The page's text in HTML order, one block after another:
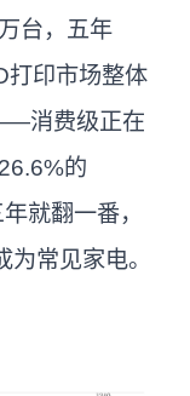
台，五年
打印市场整体
消费级正在
的
就翻一番，
常见家电。